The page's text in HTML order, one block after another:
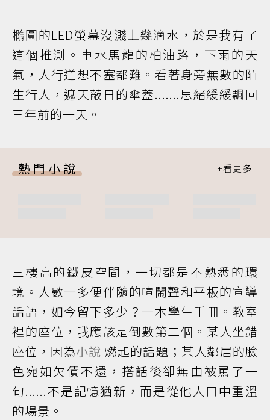
橢圓的LED螢幕沒濺上幾滴水，於是我有了
這個推測。車水馬龍的柏油路，下雨的天
氣，人行道想不塞都難。看著身旁無數的陌
生行人，遮天蔽日的傘蓋.......思緒緩緩飄回
三年前的一天。
熱門小說
三樓高的鐵皮空間，一切都是不熟悉的環
境。人數一多便伴隨的喧鬧聲和平板的宣導
話語，如今留下多少？一本學生手冊。教室
裡的座位，我應該是倒數第二個。某人坐錯
座位，因為小說 燃起的話題；某人鄰居的臉
色宛如欠債不還，搭話後卻無由被罵了一
句......不是記憶猶新，而是從他人口中重溫
的場景。